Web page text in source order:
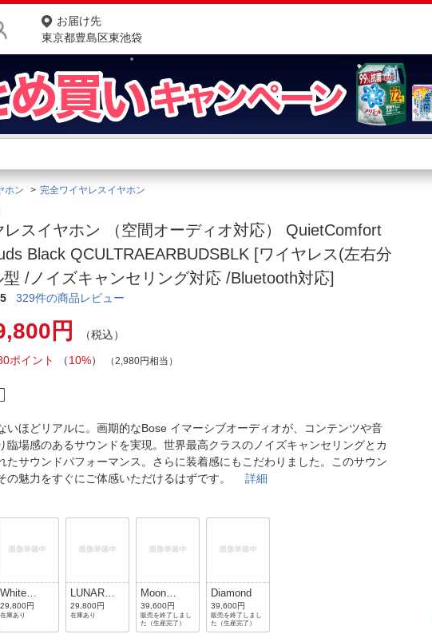
お届け先
東京都豊島区東池袋
商品をさがす
ランキングからさがす
お客様サポート
ご利用ガイド
よくある質問・お問合せ
店舗サービス
ネット取り置き
店舗情報・店舗一覧
お取り寄せ品入荷状況照会
ホン 完全ワイヤレスイヤホン
レスイヤホン （空間オーディオ対応） QuietComfort
Black QCULTRAEARBUDSBLK [ワイヤレス(左右分
/ノイズキャンセリング対応 /Bluetooth対応]
329件の商品レビュー
円
（税込）
ポイント （10%） （2,980円相当）
いほどリアルに。画期的なBose イマーシブオーディオが、コンテンツや音
臨場感のあるサウンドを実現。世界最高クラスのノイズキャンセリングとカ
たサウンドパフォーマンス。さらに装着感にもこだわりました。このサウン
の魅力をすぐにご体感いただけるはずです。詳細
White
Smoke
29,800円
在庫あり
LUNAR
BLUE
29,800円
在庫あり
Moon
Stone Blue
39,600円
販売を終了しまし
た（生産完了）
Diamond
39,600円
販売を終了しまし
た（生産完了）